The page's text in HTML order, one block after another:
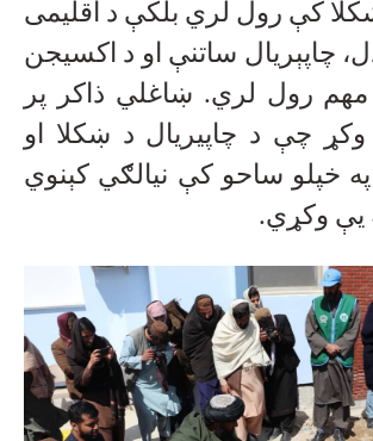
ښکلا کې رول لري بلکې د اقلیمی
چاپېریال ساتنې او د اکسیجن
مهم رول لري. ښاغلي ذاکر پر
وکړ چې د چاپیریال د ښکلا او
په خپلو ساحو کې نیالګي کېنوي
یې وکړي.